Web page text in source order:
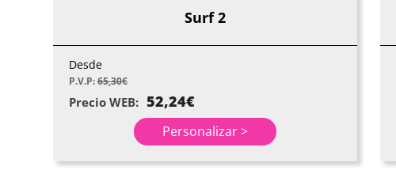
Surf 2
Desde
P.V.P:65,30€
Precio WEB: 52,24€
Personalizar >